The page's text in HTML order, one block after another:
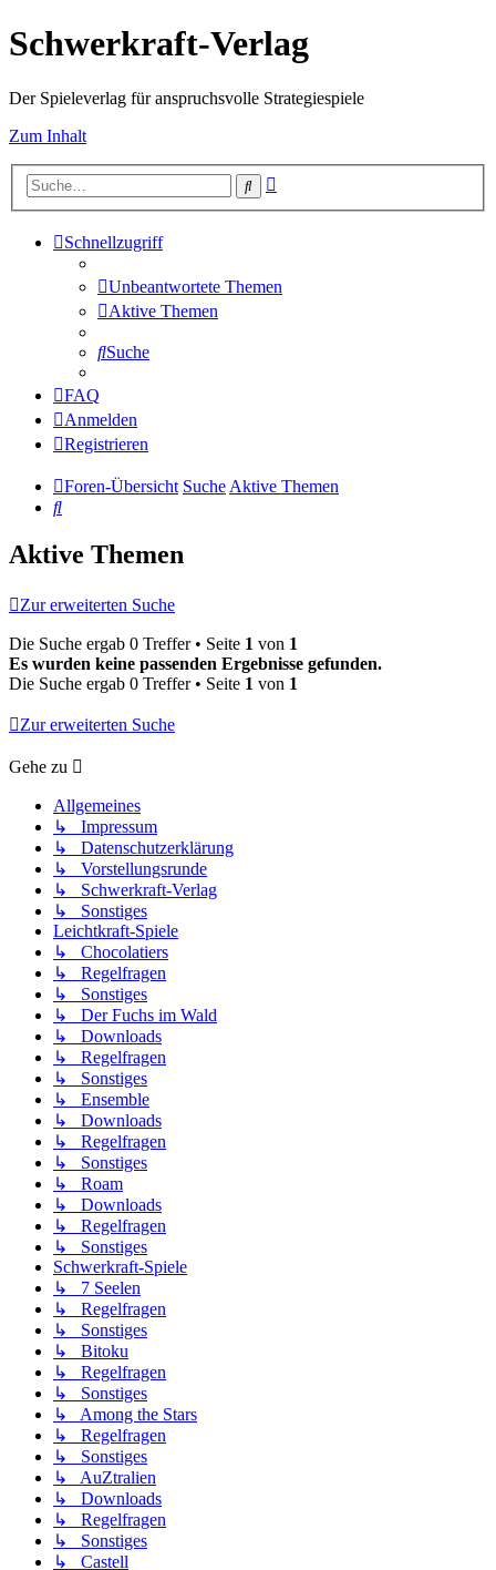
Schwerkraft-Verlag
Der Spieleverlag für anspruchsvolle Strategiespiele
Zum Inhalt
Suche
Schnellzugriff
Unbeantwortete Themen
Aktive Themen
Suche
FAQ
Anmelden
Registrieren
Foren-Übersicht SucheAktive Themen
Suche
Aktive Themen
Zur erweiterten Suche
Die Suche ergab 0 Treffer • Seite 1 von 1
Es wurden keine passenden Ergebnisse gefunden.
Die Suche ergab 0 Treffer • Seite 1 von 1
Zur erweiterten Suche
Gehe zu
Allgemeines
↳ Impressum
↳ Datenschutzerklärung
↳ Vorstellungsrunde
↳ Schwerkraft-Verlag
↳ Sonstiges
Leichtkraft-Spiele
↳ Chocolatiers
↳ Regelfragen
↳ Sonstiges
↳ Der Fuchs im Wald
↳ Downloads
↳ Regelfragen
↳ Sonstiges
↳ Ensemble
↳ Downloads
↳ Regelfragen
↳ Sonstiges
↳ Roam
↳ Downloads
↳ Regelfragen
↳ Sonstiges
Schwerkraft-Spiele
↳ 7 Seelen
↳ Regelfragen
↳ Sonstiges
↳ Bitoku
↳ Regelfragen
↳ Sonstiges
↳ Among the Stars
↳ Regelfragen
↳ Sonstiges
↳ AuZtralien
↳ Downloads
↳ Regelfragen
↳ Sonstiges
↳ Castell